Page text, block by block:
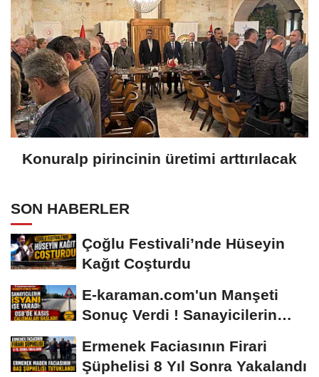
Konuralp pirincinin üretimi arttırılacak
SON HABERLER
Çoğlu Festivali’nde Hüseyin
Kağıt Coşturdu
E-karaman.com'un Manşeti
Sonuç Verdi ! Sanayicilerin
Ermenek Faciasının Firari
Şüphelisi 8 Yıl Sonra Yakalandı